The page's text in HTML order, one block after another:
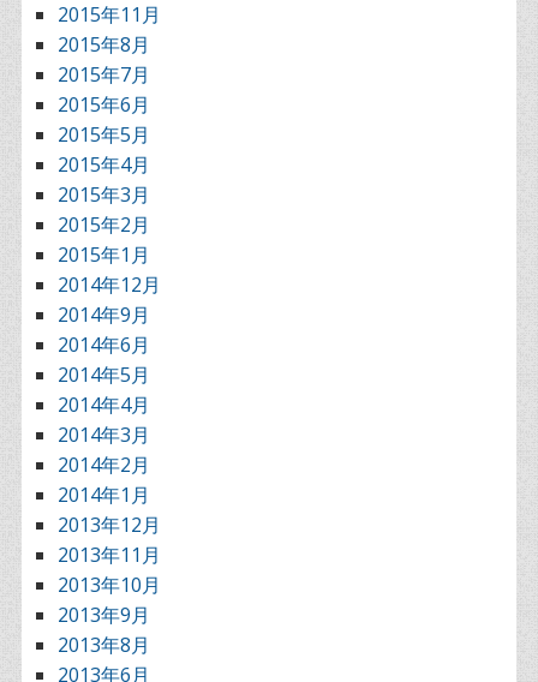
2015年11月
2015年8月
2015年7月
2015年6月
2015年5月
2015年4月
2015年3月
2015年2月
2015年1月
2014年12月
2014年9月
2014年6月
2014年5月
2014年4月
2014年3月
2014年2月
2014年1月
2013年12月
2013年11月
2013年10月
2013年9月
2013年8月
2013年6月